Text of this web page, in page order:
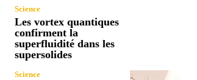
Science
Les vortex quantiques
confirment la
superfluidité dans les
supersolides
Science